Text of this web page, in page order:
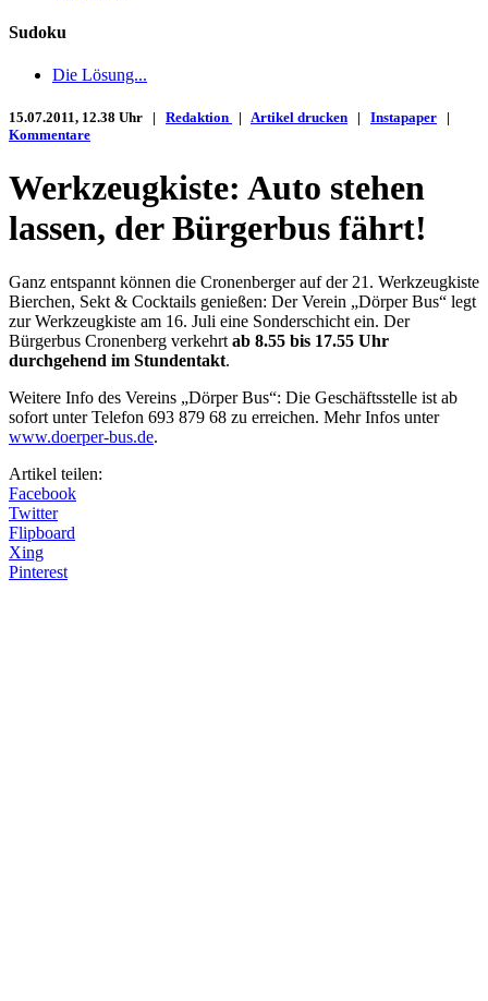
Sudoku
Die Lösung...
15.07.2011, 12.38 Uhr | Redaktion | Artikel drucken | Instapaper |
Kommentare
Werkzeugkiste: Auto stehen
lassen, der Bürgerbus fährt!
Ganz entspannt können die Cronenberger auf der 21. Werkzeugkiste
Bierchen, Sekt & Cocktails genießen: Der Verein „Dörper Bus“ legt
zur Werkzeugkiste am 16. Juli eine Sonderschicht ein. Der
Bürgerbus Cronenberg verkehrt ab 8.55 bis 17.55 Uhr
durchgehend im Stundentakt.
Weitere Info des Vereins „Dörper Bus“: Die Geschäftsstelle ist ab
sofort unter Telefon 693 879 68 zu erreichen. Mehr Infos unter
www.doerper-bus.de.
Artikel teilen:
Facebook
Twitter
Flipboard
Xing
Pinterest